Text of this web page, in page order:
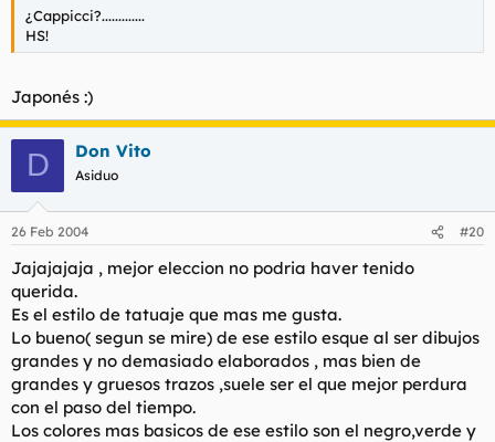
¿Cappicci?.............
HS!
Japonés :)
D Don Vito
Asiduo
26 Feb 2004 #20
Jajajajaja , mejor eleccion no podria haver tenido
querida.
Es el estilo de tatuaje que mas me gusta.
Lo bueno( segun se mire) de ese estilo esque al ser dibujos
grandes y no demasiado elaborados , mas bien de
grandes y gruesos trazos ,suele ser el que mejor perdura
con el paso del tiempo.
Los colores mas basicos de ese estilo son el negro,verde y